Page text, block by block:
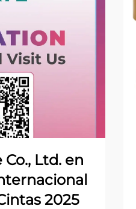
Ltd. en
2025